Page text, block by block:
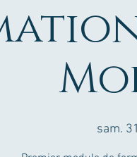
sam.